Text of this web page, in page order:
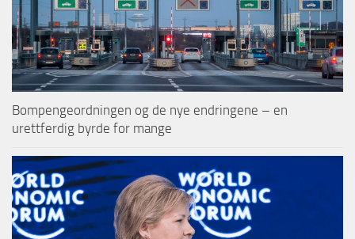
Bompengeordningen og de nye endringene – en
urettferdig byrde for mange